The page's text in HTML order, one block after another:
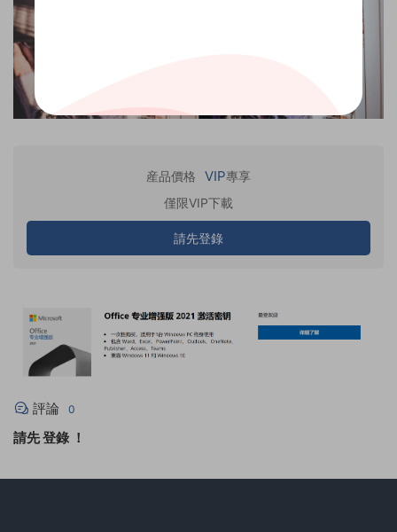
産品價格 VIP專享
僅限VIP下載
請先登錄
評論 0
請先登錄 ！